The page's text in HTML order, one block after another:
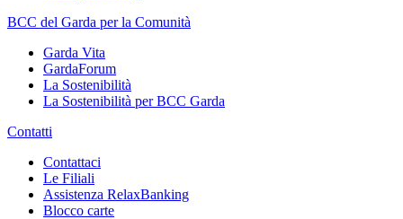
BCC del Garda per la Comunità
Garda Vita
GardaForum
La Sostenibilità
La Sostenibilità per BCC Garda
Contatti
Contattaci
Le Filiali
Assistenza RelaxBanking
Blocco carte